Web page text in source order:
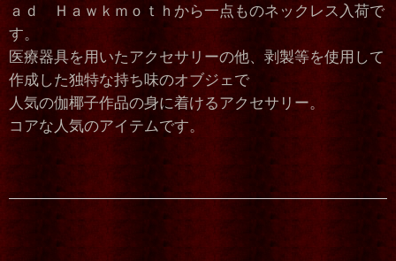
ａｄ Ｈａｗｋｍｏｔｈから一点ものネックレス入荷で
す。
医療器具を用いたアクセサリーの他、剥製等を使用して
作成した独特な持ち味のオブジェで
人気の伽椰子作品の身に着けるアクセサリー。
コアな人気のアイテムです。